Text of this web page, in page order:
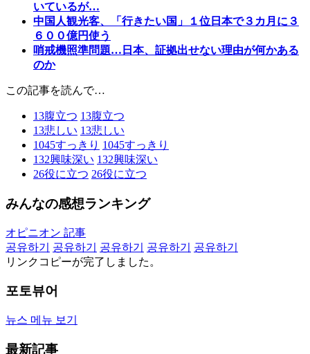
いているが…
中国人観光客、「行きたい国」１位日本で３カ月に３
６００億円使う
哨戒機照準問題…日本、証拠出せない理由が何かある
のか
この記事を読んで…
13腹立つ 13腹立つ
13悲しい 13悲しい
1045すっきり 1045すっきり
132興味深い 132興味深い
26役に立つ 26役に立つ
みんなの感想ランキング
オピニオン 記事
공유하기
공유하기 공유하기 공유하기
공유하기
リンクコピーが完了しました。
포토뷰어
뉴스 메뉴 보기
最新記事